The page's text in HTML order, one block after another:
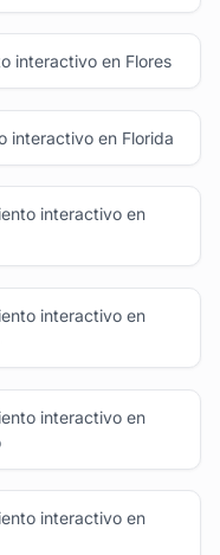
interactivo en Flores
interactivo en Florida
interactivo en
interactivo en
interactivo en
interactivo en